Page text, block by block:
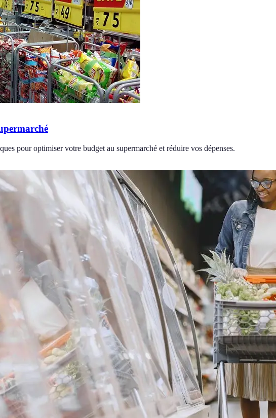
pour optimiser votre budget au supermarché et réduire vos dépenses.